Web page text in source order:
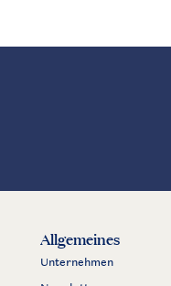
Allgemeines
Unternehmen